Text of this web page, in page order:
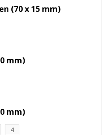
(70 x 15 mm)
mm)
mm)
4